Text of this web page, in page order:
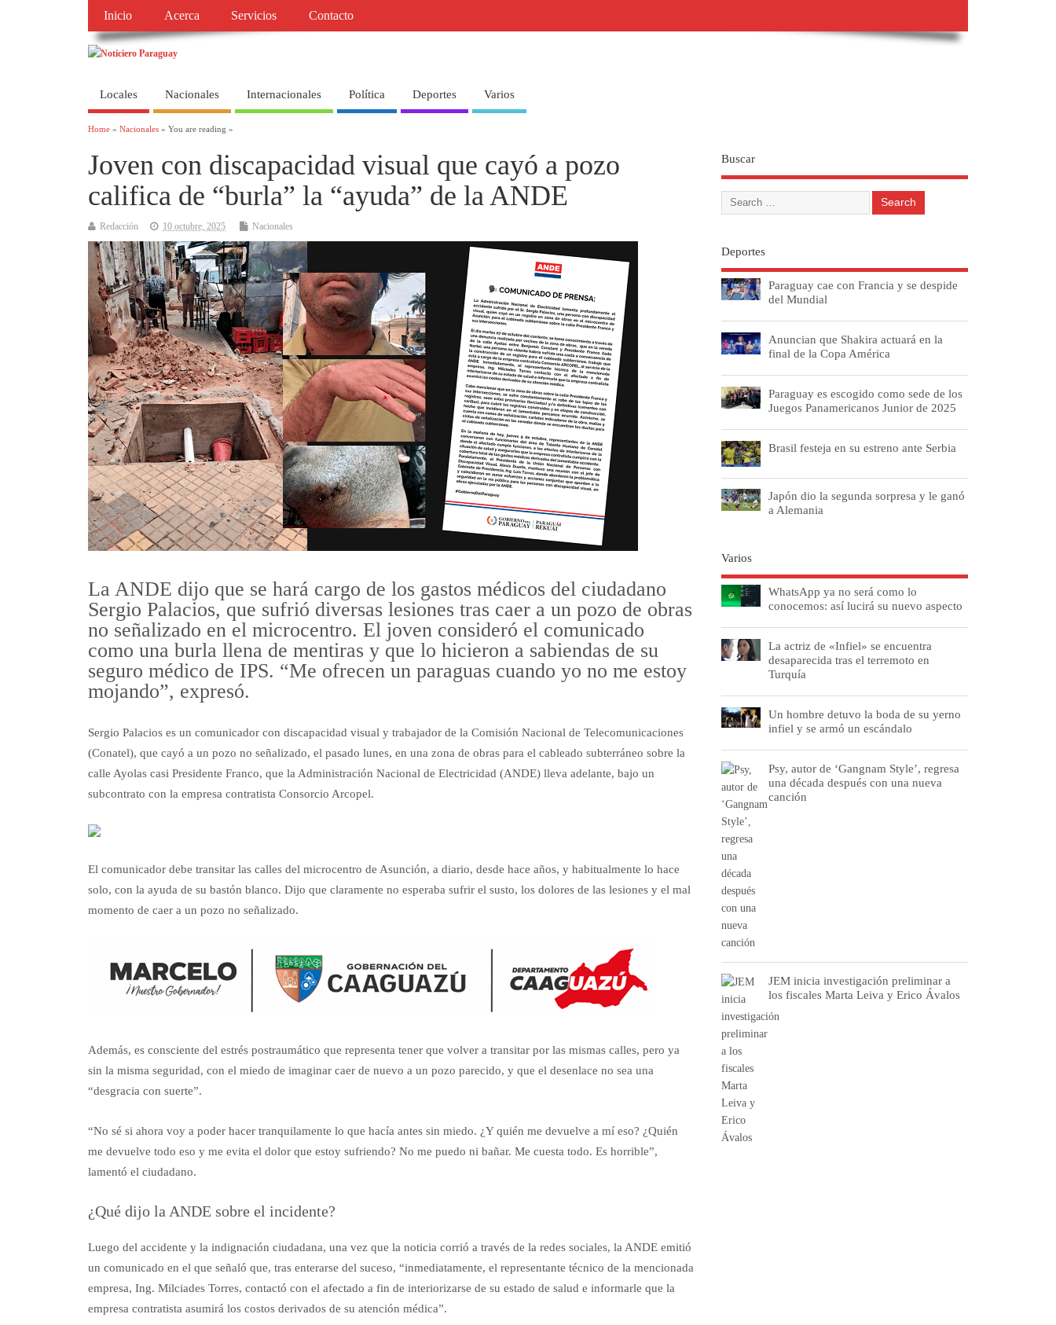
Inicio Acerca Servicios Contacto
Locales Nacionales Internacionales Política Deportes Varios
Home » Nacionales » You are reading »
Joven con discapacidad visual que cayó a pozo
califica de “burla” la “ayuda” de la ANDE
Redacción 10 octubre, 2025 Nacionales
La ANDE dijo que se hará cargo de los gastos médicos del ciudadano
Sergio Palacios, que sufrió diversas lesiones tras caer a un pozo de obras
no señalizado en el microcentro. El joven consideró el comunicado
como una burla llena de mentiras y que lo hicieron a sabiendas de su
seguro médico de IPS. “Me ofrecen un paraguas cuando yo no me estoy
mojando”, expresó.
Sergio Palacios es un comunicador con discapacidad visual y trabajador de la Comisión Nacional de Telecomunicaciones
(Conatel), que cayó a un pozo no señalizado, el pasado lunes, en una zona de obras para el cableado subterráneo sobre la
calle Ayolas casi Presidente Franco, que la Administración Nacional de Electricidad (ANDE) lleva adelante, bajo un
subcontrato con la empresa contratista Consorcio Arcopel.
El comunicador debe transitar las calles del microcentro de Asunción, a diario, desde hace años, y habitualmente lo hace
solo, con la ayuda de su bastón blanco. Dijo que claramente no esperaba sufrir el susto, los dolores de las lesiones y el mal
momento de caer a un pozo no señalizado.
Además, es consciente del estrés postraumático que representa tener que volver a transitar por las mismas calles, pero ya
sin la misma seguridad, con el miedo de imaginar caer de nuevo a un pozo parecido, y que el desenlace no sea una
“desgracia con suerte”.
“No sé si ahora voy a poder hacer tranquilamente lo que hacía antes sin miedo. ¿Y quién me devuelve a mí eso? ¿Quién
me devuelve todo eso y me evita el dolor que estoy sufriendo? No me puedo ni bañar. Me cuesta todo. Es horrible”,
lamentó el ciudadano.
¿Qué dijo la ANDE sobre el incidente?
Luego del accidente y la indignación ciudadana, una vez que la noticia corrió a través de la redes sociales, la ANDE emitió
un comunicado en el que señaló que, tras enterarse del suceso, “inmediatamente, el representante técnico de la mencionada
empresa, Ing. Milciades Torres, contactó con el afectado a fin de interiorizarse de su estado de salud e informarle que la
empresa contratista asumirá los costos derivados de su atención médica”.
Buscar
Deportes
Paraguay cae con Francia y se despide
del Mundial
Anuncian que Shakira actuará en la
final de la Copa América
Paraguay es escogido como sede de los
Juegos Panamericanos Junior de 2025
Brasil festeja en su estreno ante Serbia
Japón dio la segunda sorpresa y le ganó
a Alemania
Varios
WhatsApp ya no será como lo
conocemos: así lucirá su nuevo aspecto
La actriz de «Infiel» se encuentra
desaparecida tras el terremoto en
Turquía
Un hombre detuvo la boda de su yerno
infiel y se armó un escándalo
Psy, autor de ‘Gangnam Style’, regresa
una década después con una nueva
canción
JEM inicia investigación preliminar a
los fiscales Marta Leiva y Erico Ávalos